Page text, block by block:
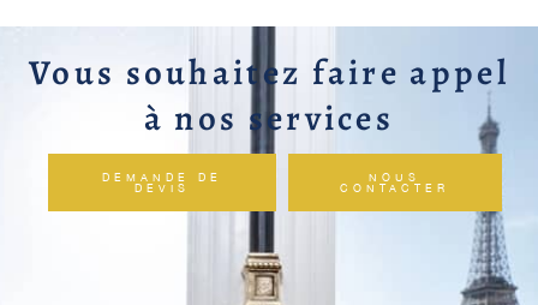
Vous souhaitez faire appel
à nos services
DEMANDE DE
DEVIS
NOUS
CONTACTER